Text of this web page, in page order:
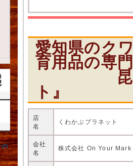
愛知県のク
育用品の専
昆虫シ
ト』
店
名
くわかぶプラネット
会社
名
株式会社 On Your Mark